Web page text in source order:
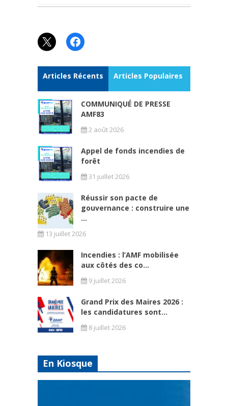
X Facebook
Articles Récents Articles Populaires
COMMUNIQUÉ DE PRESSE
AMF83
2 août 2026
Appel de fonds incendies de
forêt
31 juillet 2026
Réussir son pacte de
gouvernance : construire une
...
13 juillet 2026
Incendies : l’AMF mobilisée
aux côtés des co...
9 juillet 2026
Grand Prix des Maires 2026 :
les candidatures sont...
8 juillet 2026
En Kiosque